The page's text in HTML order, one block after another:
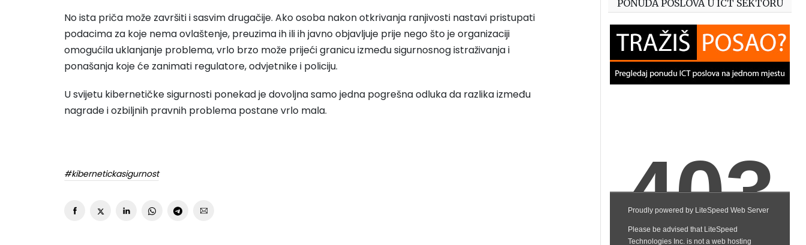
No ista priča može završiti i sasvim drugačije. Ako osoba nakon otkrivanja ranjivosti nastavi pristupati
podacima za koje nema ovlaštenje, preuzima ih ili ih javno objavljuje prije nego što je organizaciji
omogućila uklanjanje problema, vrlo brzo može prijeći granicu između sigurnosnog istraživanja i
ponašanja koje će zanimati regulatore, odvjetnike i policiju.
U svijetu kibernetičke sigurnosti ponekad je dovoljna samo jedna pogrešna odluka da razlika između
nagrade i ozbiljnih pravnih problema postane vrlo mala.
#kibernetickasigurnost
PONUDA POSLOVA U ICT SEKTORU